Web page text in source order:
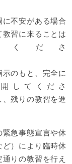
安がある場合
習に来ることは
ださ
と、完全に
してくださ
の教習を進
緊急事態宣言や休
）により臨時休
りの教習を行え